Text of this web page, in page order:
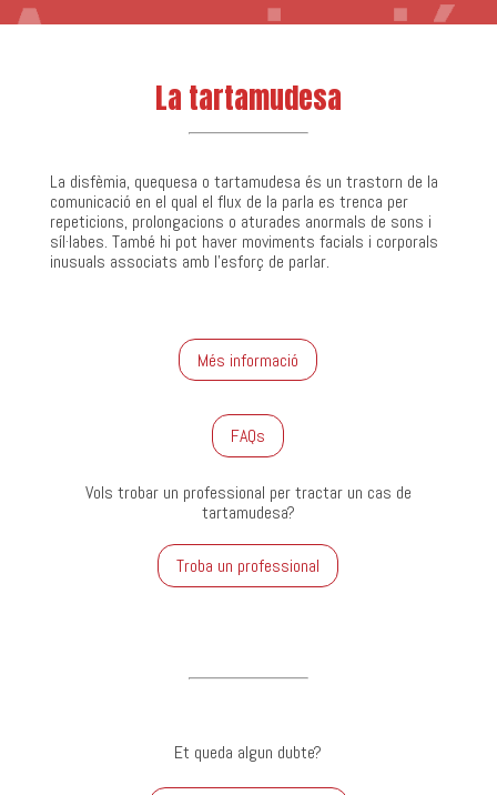
La tartamudesa
La disfèmia, quequesa o tartamudesa és un trastorn de la
comunicació en el qual el flux de la parla es trenca per
repeticions, prolongacions o aturades anormals de sons i
síl·labes. També hi pot haver moviments facials i corporals
inusuals associats amb l’esforç de parlar.
Més informació
FAQs
Vols trobar un professional per tractar un cas de
tartamudesa?
Troba un professional
Et queda algun dubte?